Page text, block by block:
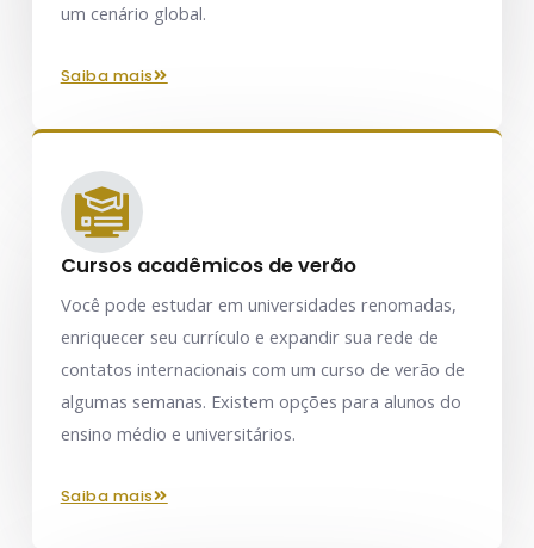
um cenário global.
saiba mais
Cursos acadêmicos de verão
Você pode estudar em universidades renomadas,
enriquecer seu currículo e expandir sua rede de
contatos internacionais com um curso de verão de
algumas semanas. Existem opções para alunos do
ensino médio e universitários.
saiba mais